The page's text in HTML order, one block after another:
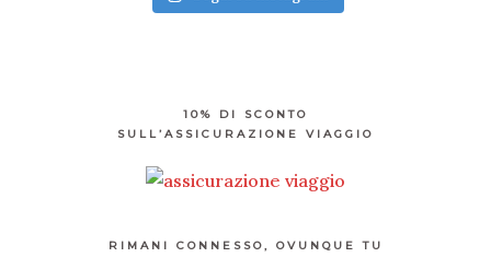
10% DI SCONTO
SULL’ASSICURAZIONE VIAGGIO
RIMANI CONNESSO, OVUNQUE TU